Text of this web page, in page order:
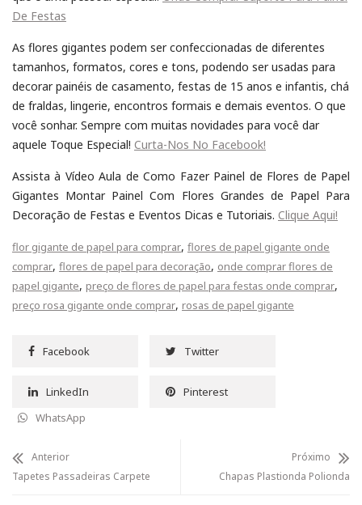
De Festas
As flores gigantes podem ser confeccionadas de diferentes
tamanhos, formatos, cores e tons, podendo ser usadas para
decorar painéis de casamento, festas de 15 anos e infantis, chá
de fraldas, lingerie, encontros formais e demais eventos. O que
você sonhar. Sempre com muitas novidades para você dar
aquele Toque Especial! Curta-Nos No Facebook!
Assista à Vídeo Aula de Como Fazer Painel de Flores de Papel
Gigantes Montar Painel Com Flores Grandes de Papel Para
Decoração de Festas e Eventos Dicas e Tutoriais. Clique Aqui!
flor gigante de papel para comprar, flores de papel gigante onde
comprar, flores de papel para decoração, onde comprar flores de
papel gigante, preço de flores de papel para festas onde comprar,
preço rosa gigante onde comprar, rosas de papel gigante
Facebook Twitter
LinkedIn
Pinterest
WhatsApp
Anterior
Tapetes Passadeiras Carpete
Próximo
Chapas Plastionda Polionda